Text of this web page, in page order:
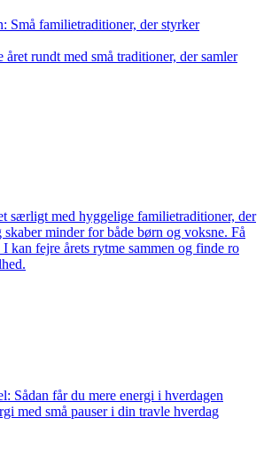
Små familie­traditioner, der styrker
rundt med små traditioner, der samler
særligt med hyggelige familietraditioner, der
minder for både børn og voksne. Få
kan fejre årets rytme sammen og finde ro
Sådan får du mere energi i hverdagen
med små pauser i din travle hverdag